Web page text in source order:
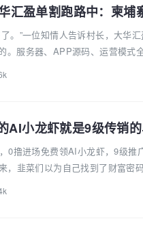
。”一位知情人告诉村长，大华
。服务器、APP源码、运营模式
AI小龙虾就是9级传销
0撸进场免费领AI小龙虾，9级
韭菜们以为自己找到了财富密